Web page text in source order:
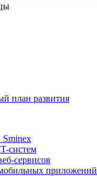
план развития
Sminex
систем
сервисов
приложений